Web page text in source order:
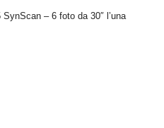
– 6 foto da 30″ l’una